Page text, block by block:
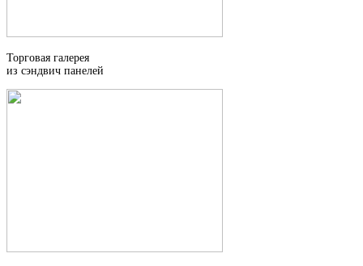
Торговая галерея
из сэндвич панелей